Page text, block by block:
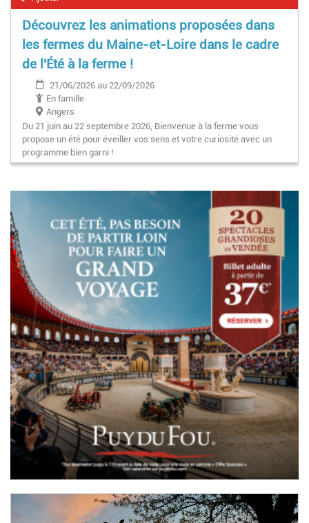
Découvrez les animations proposées dans
les fermes du Maine-et-Loire dans le cadre
de l'Été à la ferme !
21/06/2026 au 22/09/2026
En famille
Angers
Du 21 juin au 22 septembre 2026, Bienvenue à la ferme vous
propose un été pour éveiller vos sens et votre curiosité avec un
programme bien garni !